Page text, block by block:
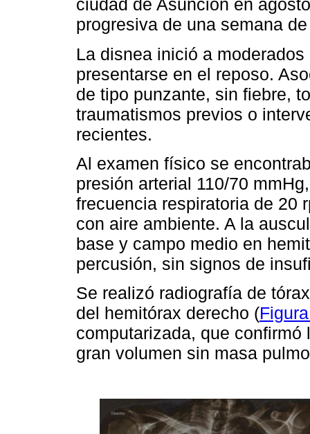
ciudad de Asunción en
progresiva de una semana
La disnea inició a
presentarse en el reposo.
de tipo punzante, sin fiebre,
traumatismos previos o
recientes.
Al examen físico se
presión arterial 110/70
frecuencia respiratoria de 20
con aire ambiente. A la
base y campo medio en
percusión, sin signos de
Se realizó radiografía de
del hemitórax derecho (
computarizada, que
gran volumen sin masa